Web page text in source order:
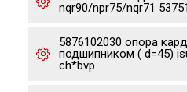
nqr90/npr75/nqr71
5876102030 опора
подшипником ( d=45)
ch*bvp